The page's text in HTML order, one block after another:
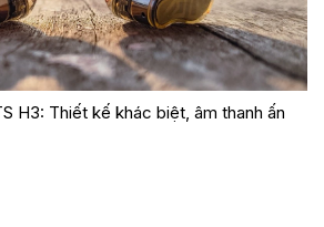
H3: Thiết kế khác biệt, âm thanh ấn